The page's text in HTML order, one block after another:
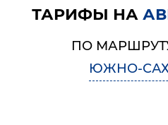
ТАРИФЫ НА
ПО
ЮЖНО-